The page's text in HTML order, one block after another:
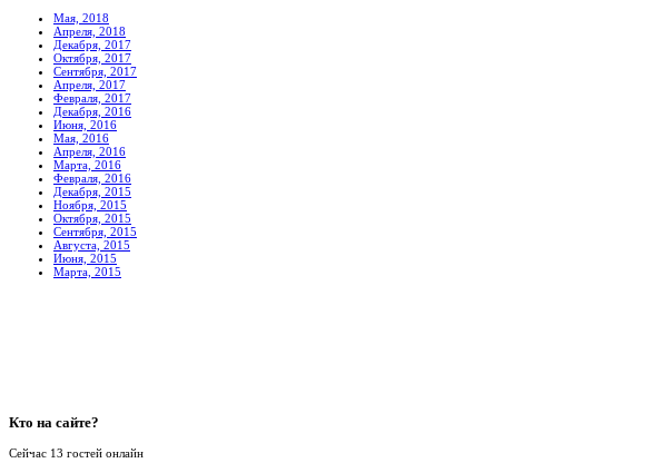
Мая, 2018
Апреля, 2018
Декабря, 2017
Октября, 2017
Сентября, 2017
Апреля, 2017
Февраля, 2017
Декабря, 2016
Июня, 2016
Мая, 2016
Апреля, 2016
Марта, 2016
Февраля, 2016
Декабря, 2015
Ноября, 2015
Октября, 2015
Сентября, 2015
Августа, 2015
Июня, 2015
Марта, 2015
Кто на сайте?
Сейчас 13 гостей онлайн